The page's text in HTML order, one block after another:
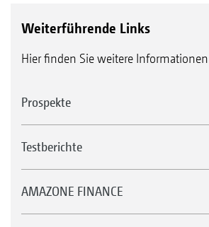
Weiterführende Links
Hier finden Sie weitere
Prospekte
Testberichte
AMAZONE FINANCE